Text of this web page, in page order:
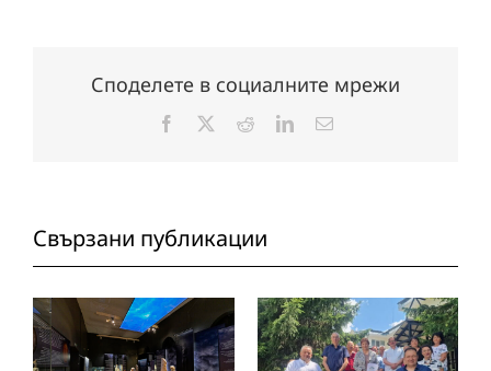
Споделете в социалните мрежи
Facebook RedditLinkedInЕлектронна
Свързани публикации